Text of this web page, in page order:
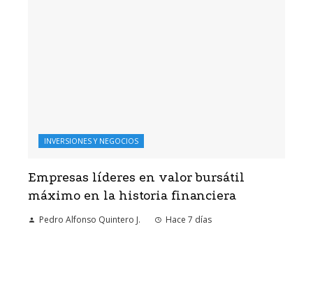
INVERSIONES Y NEGOCIOS
Empresas líderes en valor bursátil
máximo en la historia financiera
Pedro Alfonso Quintero J. Hace 7 días